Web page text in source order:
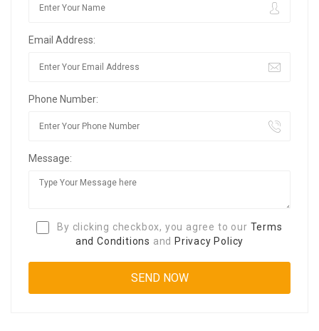
Email Address:
Phone Number:
Message:
By clicking checkbox, you agree to our Terms
and Conditions and Privacy Policy